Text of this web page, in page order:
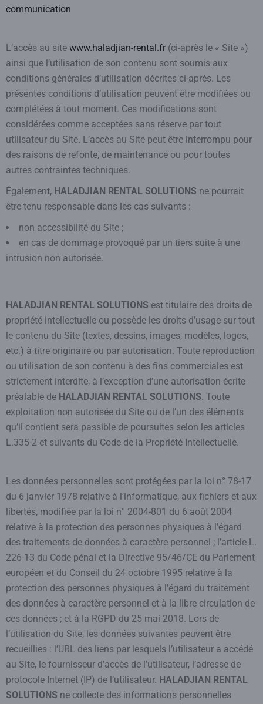
communication
L’accès au site www.haladjian-rental.fr (ci-après le « Site »)
ainsi que l’utilisation de son contenu sont soumis aux
conditions générales d’utilisation décrites ci-après. Les
présentes conditions d’utilisation peuvent être modifiées ou
complétées à tout moment. Ces modifications sont
considérées comme acceptées sans réserve par tout
utilisateur du Site. L’accès au Site peut être interrompu pour
des raisons de refonte, de maintenance ou pour toutes
autres contraintes techniques.
Également, HALADJIAN RENTAL SOLUTIONS ne pourrait
être tenu responsable dans les cas suivants :
non accessibilité du Site ;
en cas de dommage provoqué par un tiers suite à une
intrusion non autorisée.
HALADJIAN RENTAL SOLUTIONS est titulaire des droits de
propriété intellectuelle ou possède les droits d’usage sur tout
le contenu du Site (textes, dessins, images, modèles, logos,
etc.) à titre originaire ou par autorisation. Toute reproduction
ou utilisation de son contenu à des fins commerciales est
strictement interdite, à l’exception d’une autorisation écrite
préalable de HALADJIAN RENTAL SOLUTIONS. Toute
exploitation non autorisée du Site ou de l’un des éléments
qu’il contient sera passible de poursuites selon les articles
L.335-2 et suivants du Code de la Propriété Intellectuelle.
Les données personnelles sont protégées par la loi n° 78-17
du 6 janvier 1978 relative à l’informatique, aux fichiers et aux
libertés, modifiée par la loi n° 2004-801 du 6 août 2004
relative à la protection des personnes physiques à l’égard
des traitements de données à caractère personnel ; l’article L.
226-13 du Code pénal et la Directive 95/46/CE du Parlement
européen et du Conseil du 24 octobre 1995 relative à la
protection des personnes physiques à l’égard du traitement
des données à caractère personnel et à la libre circulation de
ces données ; et à la RGPD du 25 mai 2018. Lors de
l’utilisation du Site, les données suivantes peuvent être
recueillies : l’URL des liens par lesquels l’utilisateur a accédé
au Site, le fournisseur d’accès de l’utilisateur, l’adresse de
protocole Internet (IP) de l’utilisateur. HALADJIAN RENTAL
SOLUTIONS ne collecte des informations personnelles